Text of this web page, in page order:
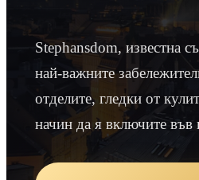
Stephansdom, известна
най-важните
отделите, гледки от
начин да я включите